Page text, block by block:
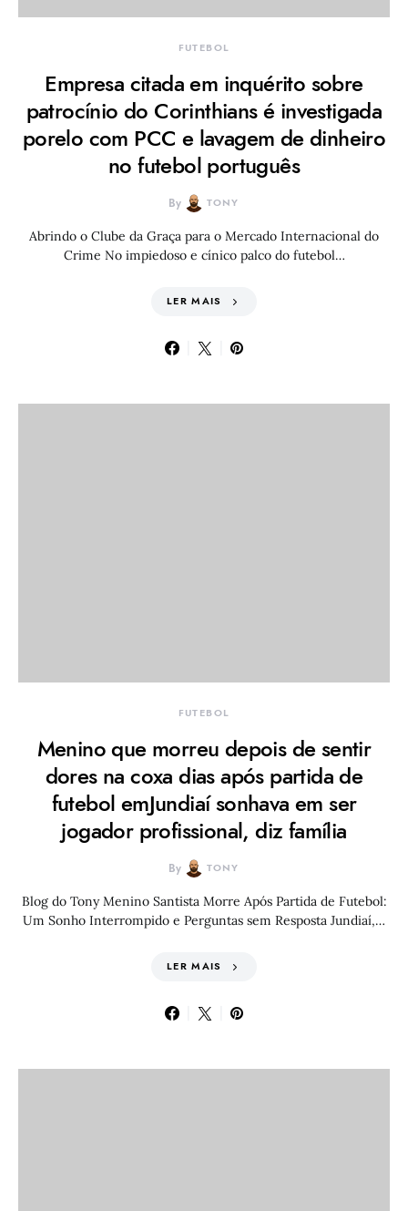
FUTEBOL
Empresa citada em inquérito sobre
patrocínio do Corinthians é investigada
porelo com PCC e lavagem de dinheiro
no futebol português
By TONY
Abrindo o Clube da Graça para o Mercado Internacional do
Crime No impiedoso e cínico palco do futebol…
LER MAIS
FUTEBOL
Menino que morreu depois de sentir
dores na coxa dias após partida de
futebol emJundiaí sonhava em ser
jogador profissional, diz família
By TONY
Blog do Tony Menino Santista Morre Após Partida de Futebol:
Um Sonho Interrompido e Perguntas sem Resposta Jundiaí,…
LER MAIS